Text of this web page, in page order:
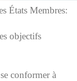
États Membres:
objectifs
conformer à